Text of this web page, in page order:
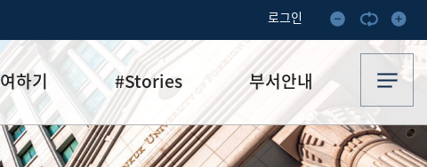
로그인
하기 #Stories
기부·수혜스토리
부서안내
업무안내